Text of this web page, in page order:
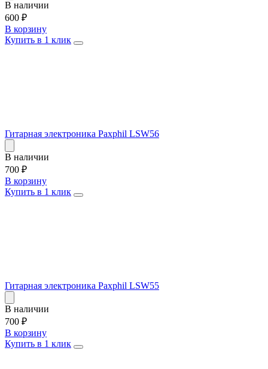
В наличии
600 ₽
В корзину
Купить в 1 клик
Гитарная электроника Paxphil LSW56
В наличии
700 ₽
В корзину
Купить в 1 клик
Гитарная электроника Paxphil LSW55
В наличии
700 ₽
В корзину
Купить в 1 клик